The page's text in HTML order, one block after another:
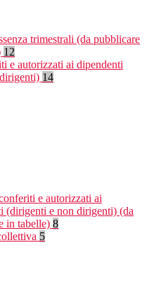
trimestrali (da pubblicare
12
e autorizzati ai dipendenti
14
e autorizzati ai
(dirigenti e non dirigenti) (da
in tabelle) 8
5